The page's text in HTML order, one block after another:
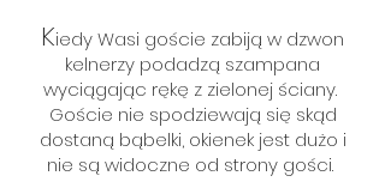
Kiedy Wasi goście zabiją w dzwon
kelnerzy podadzą szampana
wyciągając rękę z zielonej ściany.
Goście nie spodziewają się skąd
dostaną bąbelki, okienek jest dużo i
nie są widoczne od strony gości.